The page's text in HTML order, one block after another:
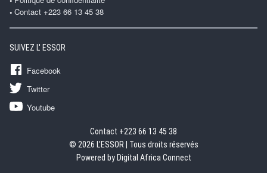
Contact +223 66 13 45 38
SUIVEZ L' ESSOR
Facebook
Twitter
Youtube
Contact +223 66 13 45 38
© 2026 L'ESSOR | Tous droits réservés
Powered by Digital Africa Connect